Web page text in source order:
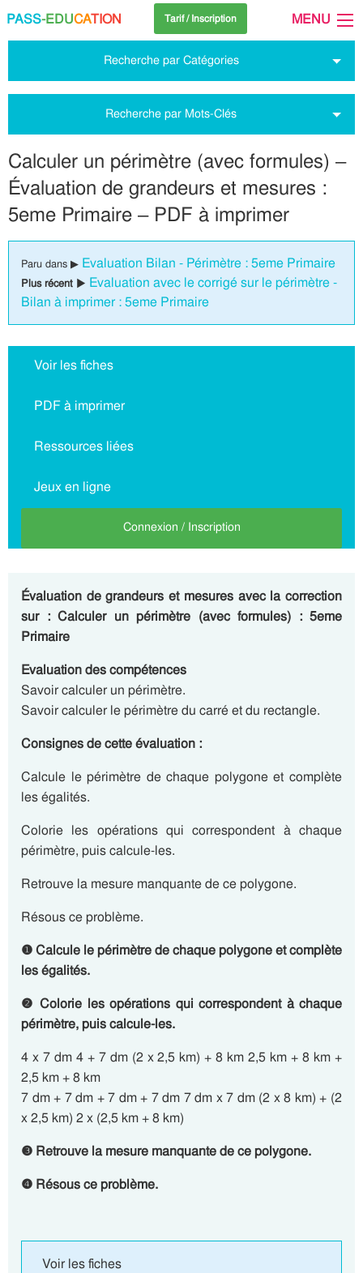
PASS-EDUCATION Tarif / Inscription MENU
Recherche par Catégories
Recherche par Mots-Clés
Calculer un périmètre (avec formules) –
Évaluation de grandeurs et mesures :
5eme Primaire – PDF à imprimer
Paru dans ▶ Evaluation Bilan - Périmètre : 5eme Primaire
Plus récent ▶ Evaluation avec le corrigé sur le périmètre -
Bilan à imprimer : 5eme Primaire
Voir les fiches
PDF à imprimer
Ressources liées
Jeux en ligne
Connexion / Inscription
Évaluation de grandeurs et mesures avec la correction
sur : Calculer un périmètre (avec formules) : 5eme
Primaire
Evaluation des compétences
Savoir calculer un périmètre.
Savoir calculer le périmètre du carré et du rectangle.
Consignes de cette évaluation :
Calcule le périmètre de chaque polygone et complète
les égalités.
Colorie les opérations qui correspondent à chaque
périmètre, puis calcule-les.
Retrouve la mesure manquante de ce polygone.
Résous ce problème.
❶ Calcule le périmètre de chaque polygone et complète
les égalités.
❷ Colorie les opérations qui correspondent à chaque
périmètre, puis calcule-les.
4 x 7 dm 4 + 7 dm (2 x 2,5 km) + 8 km 2,5 km + 8 km +
2,5 km + 8 km
7 dm + 7 dm + 7 dm + 7 dm 7 dm x 7 dm (2 x 8 km) + (2
x 2,5 km) 2 x (2,5 km + 8 km)
❸ Retrouve la mesure manquante de ce polygone.
❹ Résous ce problème.
Voir les fiches